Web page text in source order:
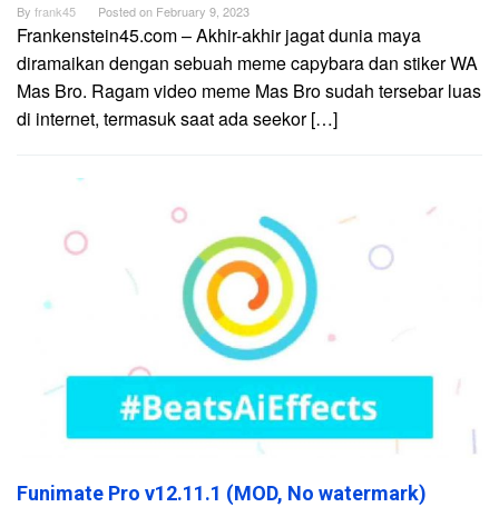
By frank45 Posted on February 9, 2023
Frankenstein45.com – Akhir-akhir jagat dunia maya
diramaikan dengan sebuah meme capybara dan stiker WA
Mas Bro. Ragam video meme Mas Bro sudah tersebar luas
di internet, termasuk saat ada seekor […]
Funimate Pro v12.11.1 (MOD, No watermark)